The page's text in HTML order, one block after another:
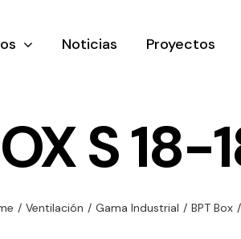
y
Ventilación
Noticias Proyectos
S 18-
/ Ventilación / Gama Industrial / BPT Box /